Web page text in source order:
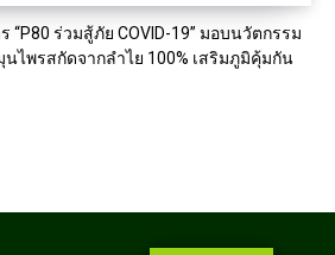
“P80 ร่วมสู้ภัย COVID-19” มอบนวัตกรรม
นไพรสกัดจากลำไย 100% เสริมภูมิคุ้มกัน